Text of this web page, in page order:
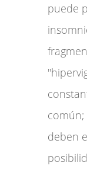
puede
común;
deben